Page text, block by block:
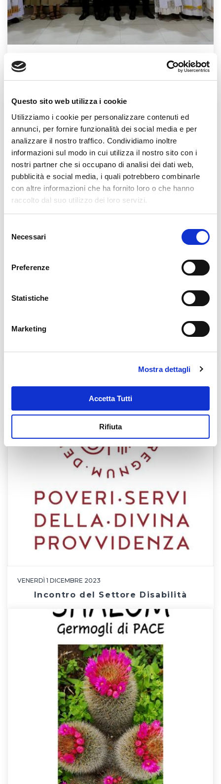
Questo sito web utilizza i cookie
Utilizziamo i cookie per personalizzare contenuti ed
annunci, per fornire funzionalità dei social media e per
analizzare il nostro traffico. Condividiamo inoltre
informazioni sul modo in cui utilizza il nostro sito con i
nostri partner che si occupano di analisi dei dati web,
pubblicità e social media, i quali potrebbero combinarle
con altre informazioni che ha fornito loro o che hanno
raccolto dal suo utilizzo dei loro servizi.
delNecessari
Preferenze
Statistiche
Marketing
Mostra dettagli
Accetta Tutti
Rifiuta
Professioni in Italia e nelle Filippine
Professione triennale di fratel
VENERDÌ 1 DICEMBRE 2023
Incontro del Settore Disabilità